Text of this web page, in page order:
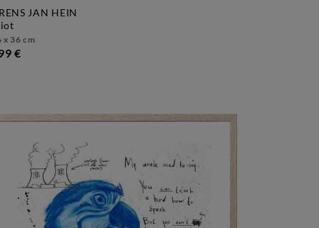
JAN HEIN
x 36 cm
€